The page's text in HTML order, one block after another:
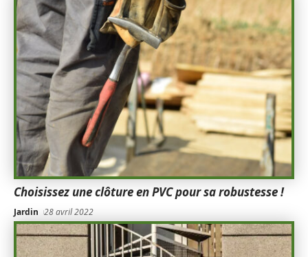
Choisissez une clôture en PVC pour sa robustesse !
Jardin 28 avril 2022